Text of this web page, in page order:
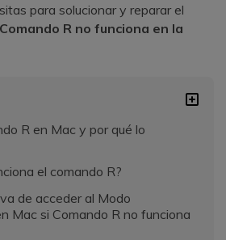
para solucionar y reparar el
Comando R no funciona en la
R en Mac y por qué lo
el comando R?
de acceder al Modo
Mac si Comando R no funciona